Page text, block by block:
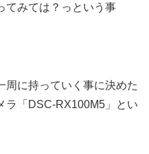
てみては？っという事
周に持っていく事に決めた
ラ「DSC-RX100M5」とい